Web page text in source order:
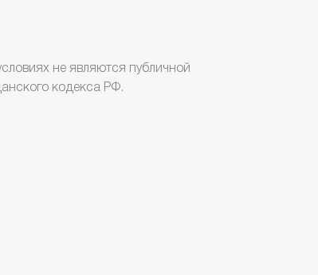
не являются публичной
кодекса РФ.